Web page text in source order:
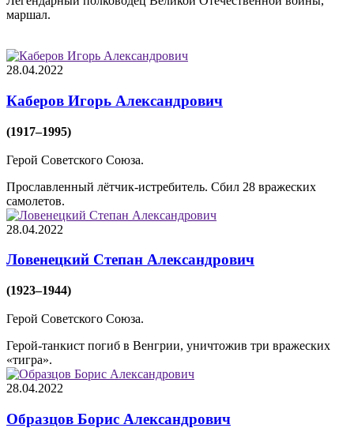
маршал.
28.04.2022
Каберов Игорь Александрович
(1917–1995)
Герой Советского Союза.
Прославленный лётчик-истребитель. Сбил 28 вражеских
самолетов.
28.04.2022
Ловенецкий Степан Александрович
(1923–1944)
Герой Советского Союза.
Герой-танкист погиб в Венгрии, уничтожив три вражеских
«тигра».
28.04.2022
Образцов Борис Александрович